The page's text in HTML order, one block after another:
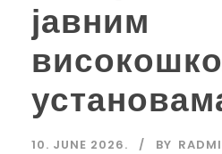
јавним
10. JUNE 2026. BY